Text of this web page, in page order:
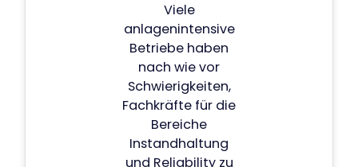
Viele
anlagenintensive
Betriebe haben
nach wie vor
Schwierigkeiten,
Fachkräfte für die
Bereiche
Instandhaltung
und Reliability zu